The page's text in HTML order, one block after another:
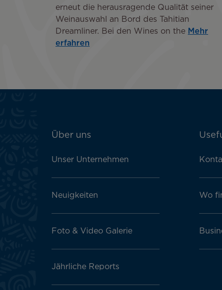
erneut die herausragende Qualität seiner
Weinauswahl an Bord des Tahitian
Dreamliner. Bei den Wines on the Mehr
erfahren
ATN:
menu
Über uns
Unser Unternehmen
Neuigkeiten
Foto & Video Galerie
Jährliche Reports
Wo